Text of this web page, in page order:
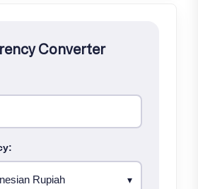
Converter